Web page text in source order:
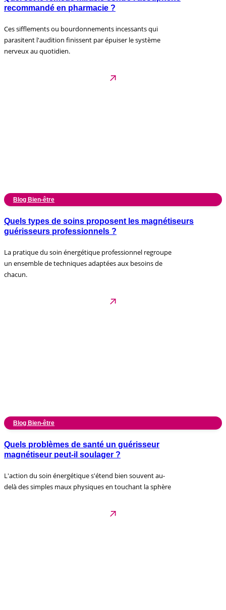
recommandé en pharmacie ?
Ces sifflements ou bourdonnements incessants qui
parasitent l'audition finissent par épuiser le système
nerveux au quotidien.
Blog Bien-être
Quels types de soins proposent les magnétiseurs
guérisseurs professionnels ?
La pratique du soin énergétique professionnel regroupe
un ensemble de techniques adaptées aux besoins de
chacun.
Blog Bien-être
Quels problèmes de santé un guérisseur
magnétiseur peut-il soulager ?
L'action du soin énergétique s'étend bien souvent au-
delà des simples maux physiques en touchant la sphère